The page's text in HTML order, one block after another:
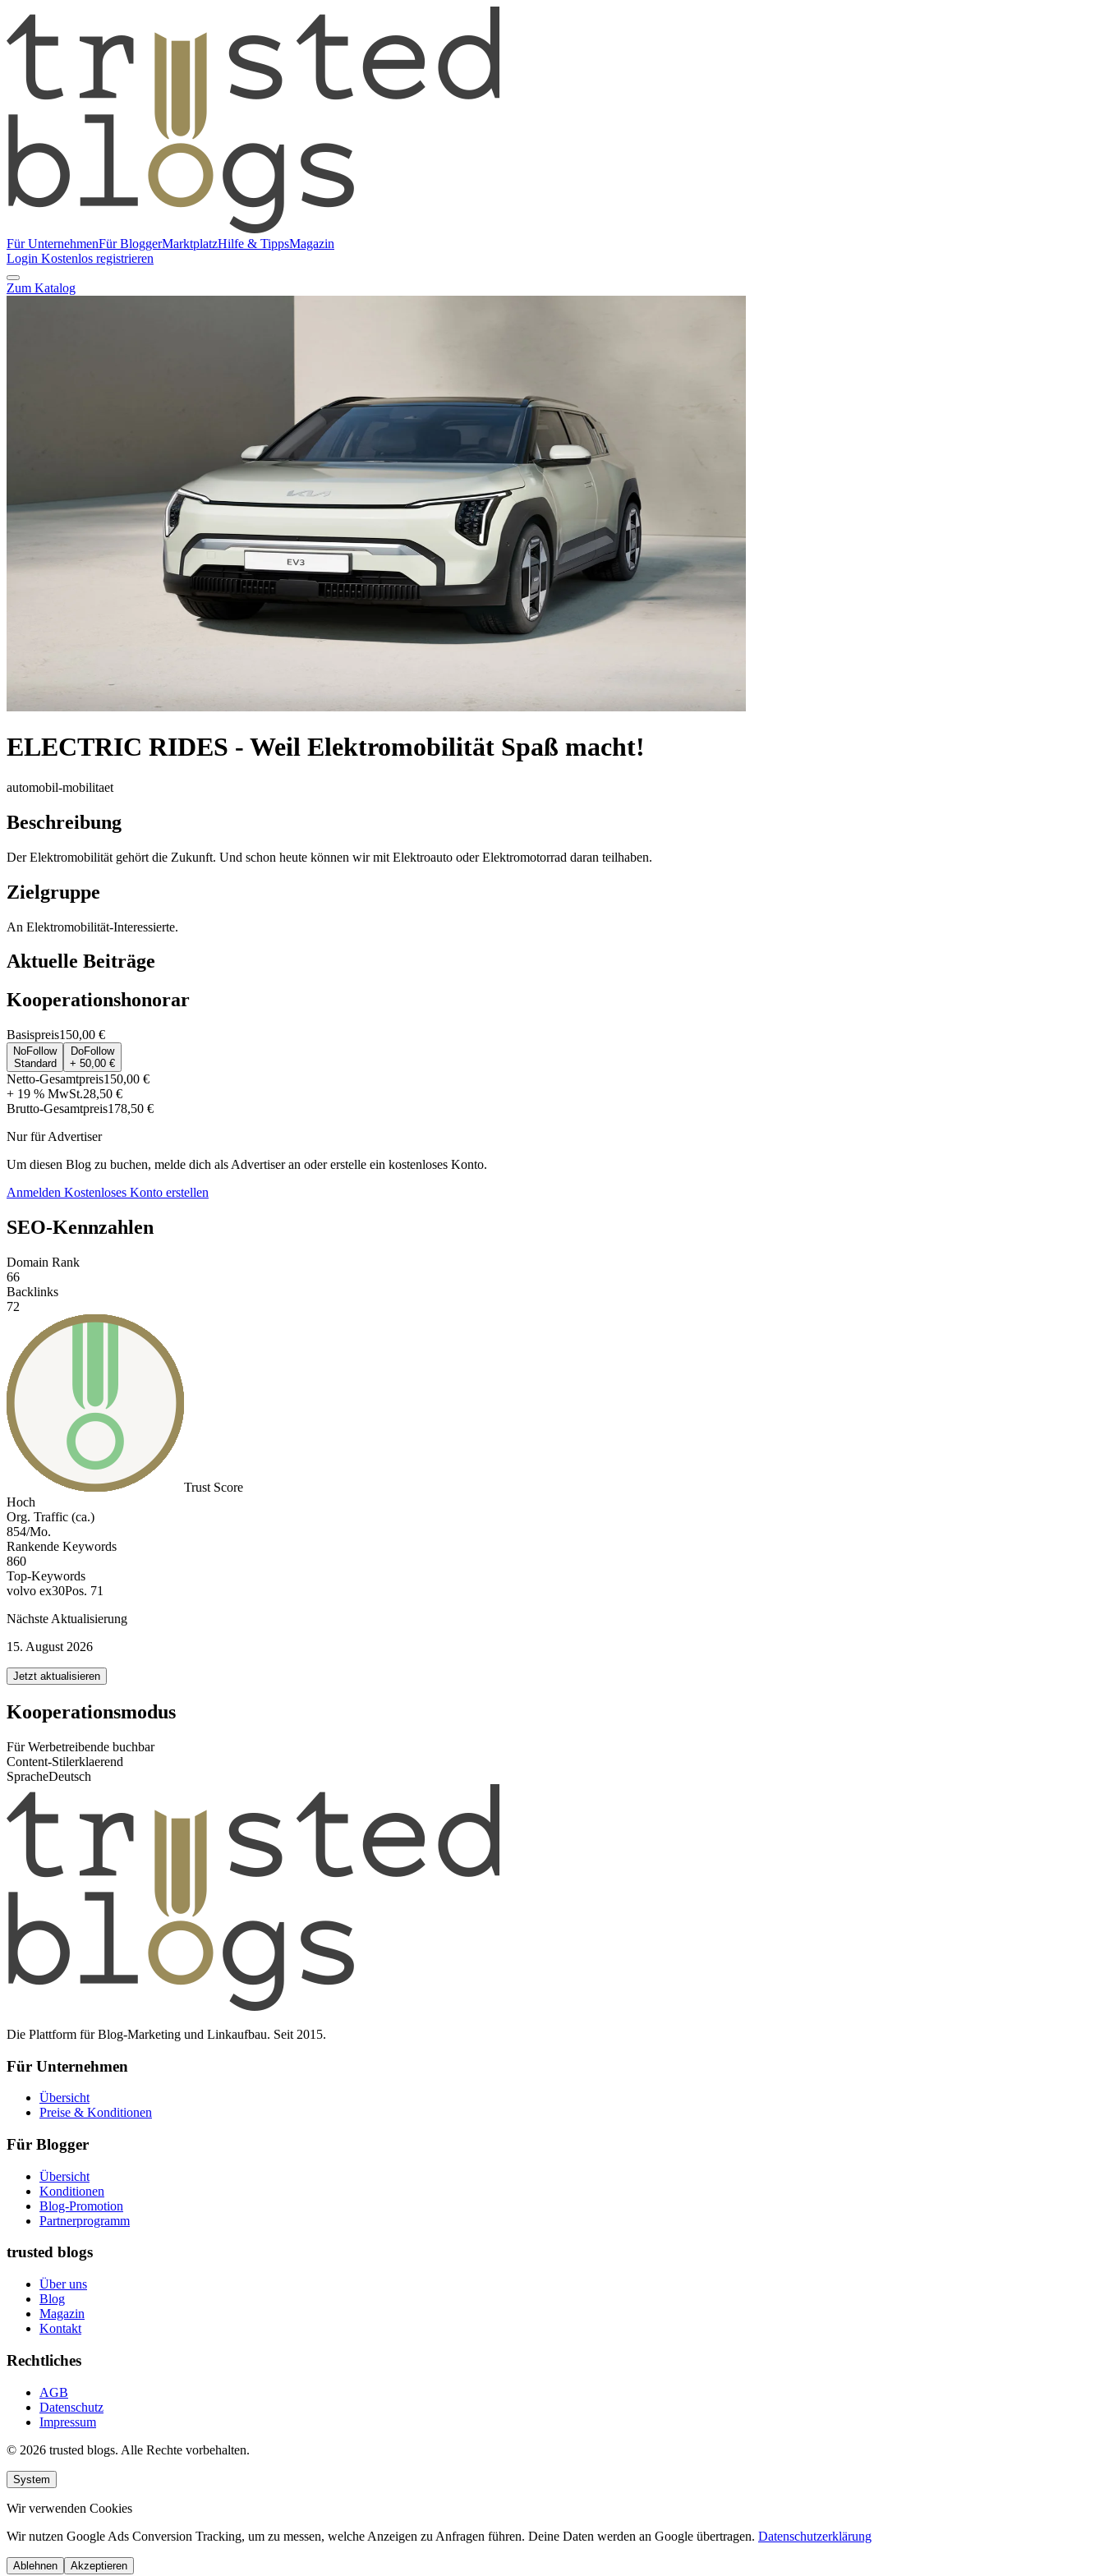
Für UnternehmenFür BloggerMarktplatzHilfe & TippsMagazin
Login Kostenlos registrieren
Zum Katalog
ELECTRIC RIDES - Weil Elektromobilität Spaß macht!
automobil-mobilitaet
Beschreibung
Der Elektromobilität gehört die Zukunft. Und schon heute können wir mit Elektroauto oder Elektromotorrad daran teilhaben.
Zielgruppe
An Elektromobilität-Interessierte.
Aktuelle Beiträge
Kooperationshonorar
Basispreis150,00 €
NoFollow
Standard
DoFollow
+ 50,00 €
Netto-Gesamtpreis150,00 €
+ 19 % MwSt.28,50 €
Brutto-Gesamtpreis178,50 €
Nur für Advertiser
Um diesen Blog zu buchen, melde dich als Advertiser an oder erstelle ein kostenloses Konto.
Anmelden Kostenloses Konto erstellen
SEO-Kennzahlen
Domain Rank
66
Backlinks
72
Trust Score
Hoch
Org. Traffic (ca.)
854/Mo.
Rankende Keywords
860
Top-Keywords
volvo ex30Pos. 71
Nächste Aktualisierung
15. August 2026
Jetzt aktualisieren
Kooperationsmodus
Für Werbetreibende buchbar
Content-Stilerklaerend
SpracheDeutsch
Die Plattform für Blog-Marketing und Linkaufbau. Seit 2015.
Für Unternehmen
Übersicht
Preise & Konditionen
Für Blogger
Übersicht
Konditionen
Blog-Promotion
Partnerprogramm
trusted blogs
Über uns
Blog
Magazin
Kontakt
Rechtliches
AGB
Datenschutz
Impressum
© 2026 trusted blogs. Alle Rechte vorbehalten.
System
Wir verwenden Cookies
Wir nutzen Google Ads Conversion Tracking, um zu messen, welche Anzeigen zu Anfragen führen. Deine Daten werden an Google übertragen. Datenschutzerklärung
Ablehnen Akzeptieren